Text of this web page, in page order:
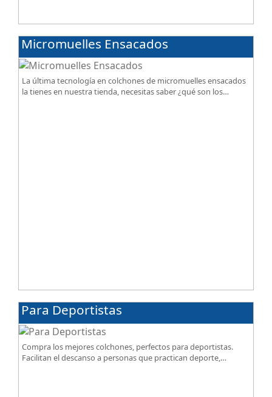
Micromuelles Ensacados
La última tecnología en colchones de micromuelles ensacados
la tienes en nuestra tienda, necesitas saber ¿qué son los
Para Deportistas
Compra los mejores colchones, perfectos para deportistas.
Facilitan el descanso a personas que practican deporte,